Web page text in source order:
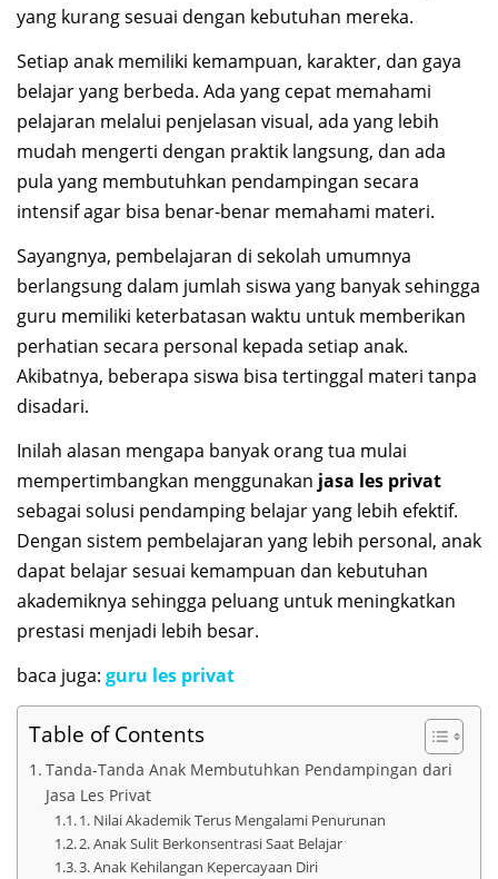
yang kurang sesuai dengan kebutuhan mereka.
Setiap anak memiliki kemampuan, karakter, dan gaya
belajar yang berbeda. Ada yang cepat memahami
pelajaran melalui penjelasan visual, ada yang lebih
mudah mengerti dengan praktik langsung, dan ada
pula yang membutuhkan pendampingan secara
intensif agar bisa benar-benar memahami materi.
Sayangnya, pembelajaran di sekolah umumnya
berlangsung dalam jumlah siswa yang banyak sehingga
guru memiliki keterbatasan waktu untuk memberikan
perhatian secara personal kepada setiap anak.
Akibatnya, beberapa siswa bisa tertinggal materi tanpa
disadari.
Inilah alasan mengapa banyak orang tua mulai
mempertimbangkan menggunakan jasa les privat
sebagai solusi pendamping belajar yang lebih efektif.
Dengan sistem pembelajaran yang lebih personal, anak
dapat belajar sesuai kemampuan dan kebutuhan
akademiknya sehingga peluang untuk meningkatkan
prestasi menjadi lebih besar.
baca juga: guru les privat
Table of Contents
Tanda-Tanda Anak Membutuhkan Pendampingan dari
Jasa Les Privat
1. Nilai Akademik Terus Mengalami Penurunan
2. Anak Sulit Berkonsentrasi Saat Belajar
3. Anak Kehilangan Kepercayaan Diri